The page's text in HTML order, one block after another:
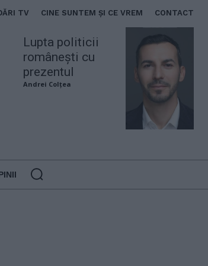
TV CINE SUNTEM ȘI CE VREM CONTACT
Lupta politicii
românești cu
prezentul
Andrei Colțea